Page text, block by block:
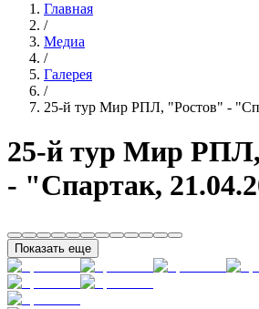
Главная
/
Медиа
/
Галерея
/
25-й тур Мир РПЛ, "Ростов" -
25-й тур Мир
- "Спартак,
Показать еще